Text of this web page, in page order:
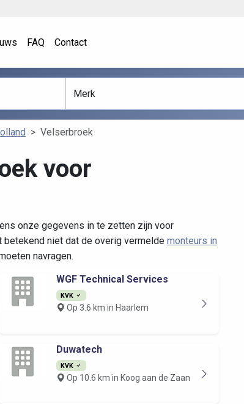
FAQ Contact
Velserbroek
voor
onze gegevens in te zetten zijn voor
niet dat de overig vermelde monteurs in
navragen.
WGF Technical Services
KVK
Op 3.6 km in Haarlem
Duwatech
KVK
Op 10.6 km in Koog aan de Zaan